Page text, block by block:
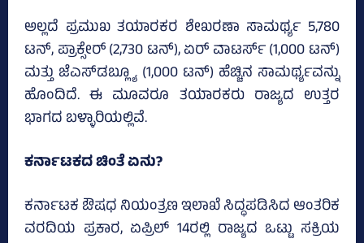
ಅಲ್ಲದೆ ಪ್ರಮುಖ ತಯಾರಕರ ಶೇಖರಣಾ ಸಾಮರ್ಥ್ಯ 5,780
ಟನ್, ಪ್ರಾಕ್ಸೇರ್ (2,730 ಟನ್), ಏರ್ ವಾಟರ್ಸ್ (1,000 ಟನ್)
ಮತ್ತು ಜೆಎಸ್‌ಡಬ್ಲ್ಯೂ (1,000 ಟನ್) ಹೆಚ್ಚಿನ ಸಾಮರ್ಥ್ಯವನ್ನು
ಹೊಂದಿದೆ. ಈ ಮೂವರೂ ತಯಾರಕರು ರಾಜ್ಯದ ಉತ್ತರ
ಭಾಗದ ಬಳ್ಳಾರಿಯಲ್ಲಿವೆ.
ಕರ್ನಾಟಕದ ಚಿಂತೆ ಏನು?
ಕರ್ನಾಟಕ ಔಷಧ ನಿಯಂತ್ರಣ ಇಲಾಖೆ ಸಿದ್ಧಪಡಿಸಿದ ಆಂತರಿಕ
ವರದಿಯ ಪ್ರಕಾರ, ಏಪ್ರಿಲ್‌ 14ರಲ್ಲಿ ರಾಜ್ಯದ ಒಟ್ಟು ಸಕ್ರಿಯ